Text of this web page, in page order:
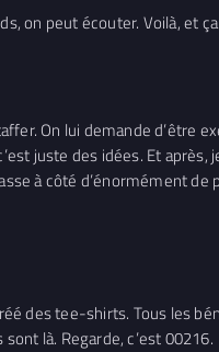
on peut écouter. Voilà, et
On lui demande d’être
juste des idées. Et
à côté d’énormément de
des tee-shirts. Tous les
là. Regarde, c’est 00216.